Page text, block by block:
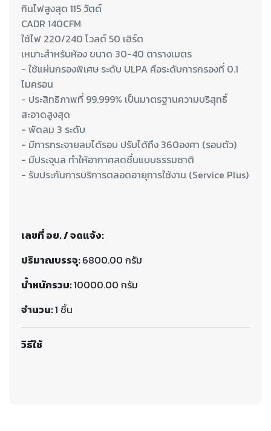
กินไฟสูงสุด 115 วัตต์
CADR 140CFM
ใช้ไฟ 220/240 โวลต์ 50 เฮิร์ต
เหมาะสำหรับห้อง ขนาด 30-40 ตารางเมตร
- ใช้แผ่นกรองพิเศษ ระดับ ULPA คือระดับการกรองที่ 0.1
ไมครอน
- ประสิทธิภาพที่ 99.999% เป็นมาตรฐานความบริสุทธิ์
สะอาดสูงสุด
- พัดลม 3 ระดับ
- มีการกระจายลมได้รอบ ปรับได้ถึง 360องศา (รอบตัว)
- มีประจุบล ทำให้อากาศสดชื่นแบบธรรมชาติ
- รับประกันการบริการตลอดอายุการใช้งาน (Service Plus)
เลขที่ อย. / จดแจ้ง:
ปริมาณบรรจุ:6800.00 กรัม
น้ำหนักรวม:10000.00 กรัม
จำนวน:1 ชิ้น
วิธีใช้